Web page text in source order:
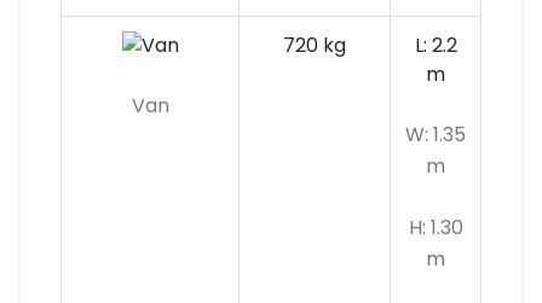
Van
720 kg
L: 2.2
m
W: 1.35
m
H: 1.30
m